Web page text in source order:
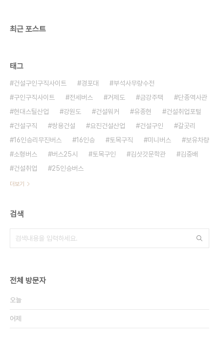
최근 포스트
태그
건설구인구직사이트 경포대
부석사무량수전
구인구직사이트
전세버스 거제도 금강주택
단종역사관
현대스틸산업
강원도 건설워커 유종현
건설취업포털
건설구직
쌍용건설 요진건설산업 건설구인
갈곳리
16인승리무진버스
16인승 토목구직 미니버스
보유차량
소형버스
버스25시 토목구인 김삿갓문학관
김중배
건설취업
25인승버스
더보기
검색
전체 방문자
오늘
어제